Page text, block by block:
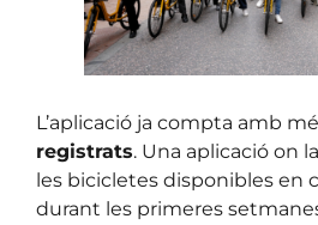
L’aplicació ja compta amb
registrats. Una aplicació on
les bicicletes disponibles en
durant les primeres